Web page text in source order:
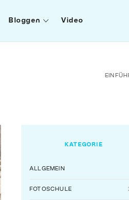
Bloggen Video
KATEGORIE
ALLGEMEIN
FOTOSCHULE